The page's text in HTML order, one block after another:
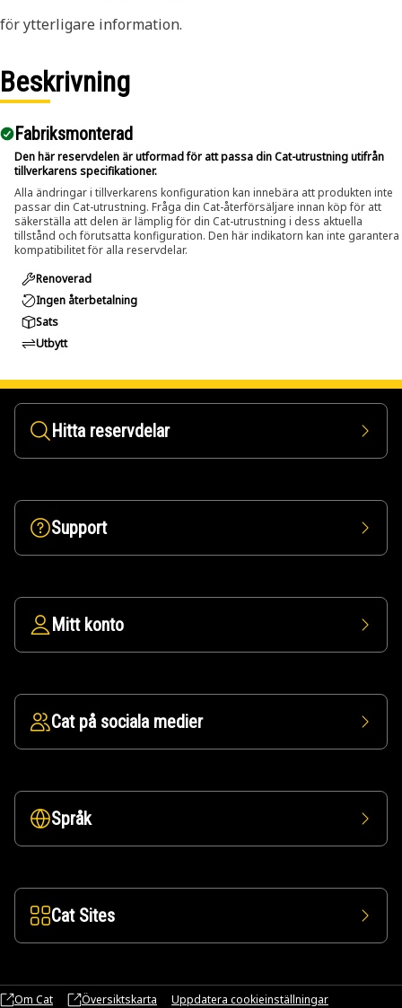
för ytterligare information.
Beskrivning
Fabriksmonterad
Den här reservdelen är utformad för att passa din Cat-utrustning utifrån
tillverkarens specifikationer.
Alla ändringar i tillverkarens konfiguration kan innebära att produkten inte
passar din Cat-utrustning. Fråga din Cat-återförsäljare innan köp för att
säkerställa att delen är lämplig för din Cat-utrustning i dess aktuella
tillstånd och förutsatta konfiguration. Den här indikatorn kan inte garantera
kompatibilitet för alla reservdelar.
Renoverad
Ingen återbetalning
Sats
Utbytt
Hitta reservdelar
Support
Mitt konto
Cat på sociala medier
Språk
Cat Sites
Om Cat Översiktskarta Uppdatera cookieinställningar